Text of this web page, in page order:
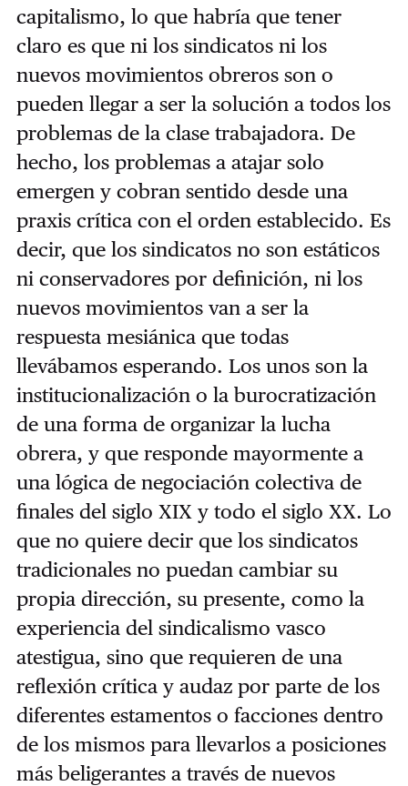
capitalismo, lo que habría que tener
claro es que ni los sindicatos ni los
nuevos movimientos obreros son o
pueden llegar a ser la solución a todos los
problemas de la clase trabajadora. De
hecho, los problemas a atajar solo
emergen y cobran sentido desde una
praxis crítica con el orden establecido. Es
decir, que los sindicatos no son estáticos
ni conservadores por definición, ni los
nuevos movimientos van a ser la
respuesta mesiánica que todas
llevábamos esperando. Los unos son la
institucionalización o la burocratización
de una forma de organizar la lucha
obrera, y que responde mayormente a
una lógica de negociación colectiva de
finales del siglo XIX y todo el siglo XX. Lo
que no quiere decir que los sindicatos
tradicionales no puedan cambiar su
propia dirección, su presente, como la
experiencia del sindicalismo vasco
atestigua, sino que requieren de una
reflexión crítica y audaz por parte de los
diferentes estamentos o facciones dentro
de los mismos para llevarlos a posiciones
más beligerantes a través de nuevos